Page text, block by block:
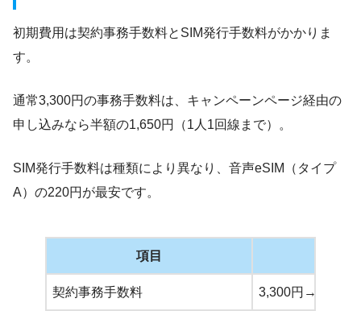
初期費用は契約事務手数料とSIM発行手数料がかかりま
す。
通常3,300円の事務手数料は、キャンペーンページ経由の
申し込みなら半額の1,650円（1人1回線まで）。
SIM発行手数料は種類により異なり、音声eSIM（タイプ
A）の220円が最安です。
項目
契約事務手数料 3,300円→1,650